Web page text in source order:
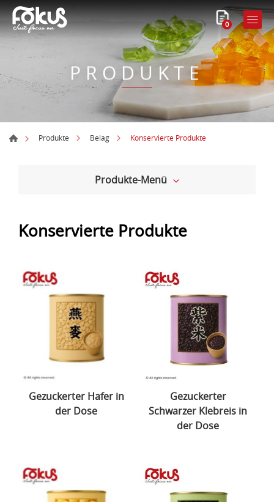
0
PRODUKTE
Produkte Belag Konservierte Produkte
Produkte-Menü
Konservierte Produkte
Gezuckerter Hafer in
der Dose
Gezuckerter
Schwarzer Klebreis in
der Dose